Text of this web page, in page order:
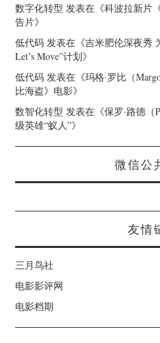
数字化转型 发表在《科波拉新片
告片》
低代码 发表在《吉米肥伦深夜秀
Let’s Move”计划》
低代码 发表在《玛格·罗比（
比海盗》电影》
数智化转型 发表在《保罗·路德（
级英雄“蚁人”》
微信公
友情
三月鸟社
电影影评网
电影档期